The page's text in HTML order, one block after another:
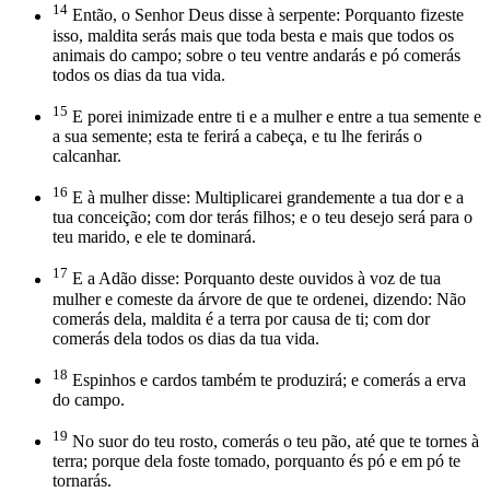
14 Então, o Senhor Deus disse à serpente: Porquanto fizeste
isso, maldita serás mais que toda besta e mais que todos os
animais do campo; sobre o teu ventre andarás e pó comerás
todos os dias da tua vida.
15 E porei inimizade entre ti e a mulher e entre a tua semente e
a sua semente; esta te ferirá a cabeça, e tu lhe ferirás o
calcanhar.
16 E à mulher disse: Multiplicarei grandemente a tua dor e a
tua conceição; com dor terás filhos; e o teu desejo será para o
teu marido, e ele te dominará.
17 E a Adão disse: Porquanto deste ouvidos à voz de tua
mulher e comeste da árvore de que te ordenei, dizendo: Não
comerás dela, maldita é a terra por causa de ti; com dor
comerás dela todos os dias da tua vida.
18 Espinhos e cardos também te produzirá; e comerás a erva
do campo.
19 No suor do teu rosto, comerás o teu pão, até que te tornes à
terra; porque dela foste tomado, porquanto és pó e em pó te
tornarás.